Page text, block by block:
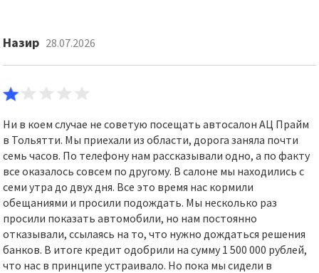
Назир 28.07.2026
Ни в коем случае не советую посещать автосалон АЦ Прайм
в Тольятти. Мы приехали из области, дорога заняла почти
семь часов. По телефону нам рассказывали одно, а по факту
все оказалось совсем по другому. В салоне мы находились с
семи утра до двух дня. Все это время нас кормили
обещаниями и просили подождать. Мы несколько раз
просили показать автомобили, но нам постоянно
отказывали, ссылаясь на то, что нужно дождаться решения
банков. В итоге кредит одобрили на сумму 1 500 000 рублей,
что нас в принципе устраивало. Но пока мы сидели в